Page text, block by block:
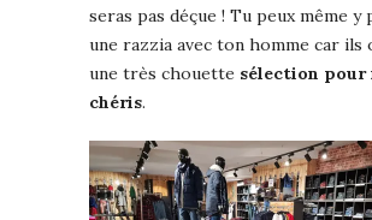
seras pas déçue ! Tu peux même
une razzia avec ton homme car ils
une très chouette sélection pour
chéris.